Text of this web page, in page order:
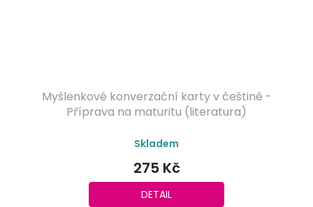
Myšlenkové konverzační karty v češtině -
Příprava na maturitu (literatura)
hodnocení
produktu
je
5,0
z
Skladem
275 Kč
DETAIL